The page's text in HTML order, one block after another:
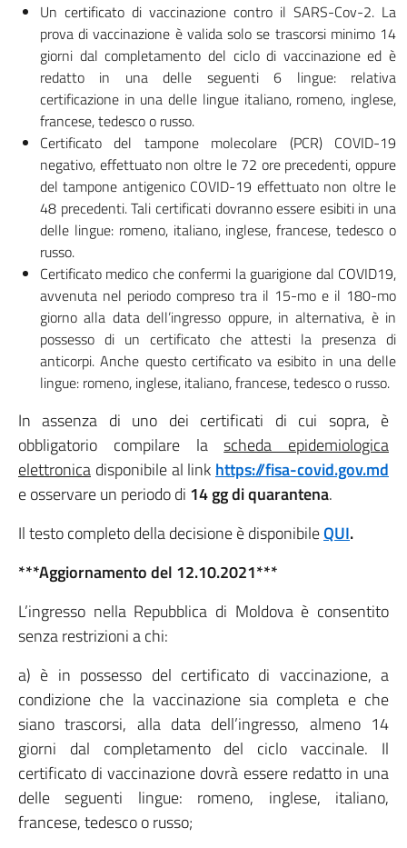
Un certificato di vaccinazione contro il SARS-Cov-2. La
prova di vaccinazione è valida solo se trascorsi minimo 14
giorni dal completamento del ciclo di vaccinazione ed è
redatto in una delle seguenti 6 lingue: relativa
certificazione in una delle lingue italiano, romeno, inglese,
francese, tedesco o russo.
Certificato del tampone molecolare (PCR) COVID-19
negativo, effettuato non oltre le 72 ore precedenti, oppure
del tampone antigenico COVID-19 effettuato non oltre le
48 precedenti. Tali certificati dovranno essere esibiti in una
delle lingue: romeno, italiano, inglese, francese, tedesco o
russo.
Certificato medico che confermi la guarigione dal COVID19,
avvenuta nel periodo compreso tra il 15-mo e il 180-mo
giorno alla data dell’ingresso oppure, in alternativa, è in
possesso di un certificato che attesti la presenza di
anticorpi. Anche questo certificato va esibito in una delle
lingue: romeno, inglese, italiano, francese, tedesco o russo.
In assenza di uno dei certificati di cui sopra, è
obbligatorio compilare lascheda epidemiologica
elettronica disponibile al link https://fisa-covid.gov.md
e osservare un periodo di 14 gg di quarantena.
Il testo completo della decisione è disponibileQUI.
***Aggiornamento del 12.10.2021***
L’ingresso nella Repubblica di Moldova è consentito
senza restrizioni a chi:
a) è in possesso del certificato di vaccinazione, a
condizione che la vaccinazione sia completa e che
siano trascorsi, alla data dell’ingresso, almeno 14
giorni dal completamento del ciclo vaccinale. Il
certificato di vaccinazione dovrà essere redatto in una
delle seguenti lingue: romeno, inglese, italiano,
francese, tedesco o russo;